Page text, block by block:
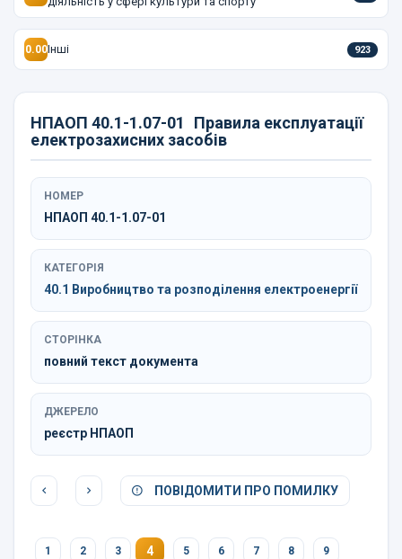
0.00Інші 923
НПАОП 40.1-1.07-01
Правила експлуатації
електрозахисних засобів
НОМЕР
НПАОП 40.1-1.07-01
КАТЕГОРІЯ
40.1 Виробництво та розподілення електроенергії
СТОРІНКА
повний текст документа
ДЖЕРЕЛО
реєстр НПАОП
ПОВІДОМИТИ ПРО ПОМИЛКУ
1 2 3 4 5 6 7 8 9